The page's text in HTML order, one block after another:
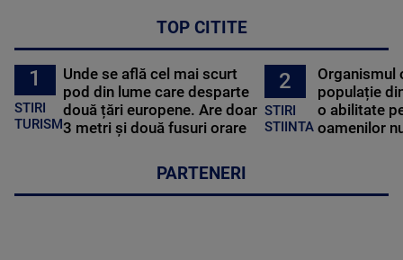
TOP CITITE
1
STIRI
TURISM
Unde se află cel mai scurt
pod din lume care desparte
două țări europene. Are doar
3 metri și două fusuri orare
2
STIRI
STIINTA
Organismul
populație
o abilitate
oamenilor
PARTENERI